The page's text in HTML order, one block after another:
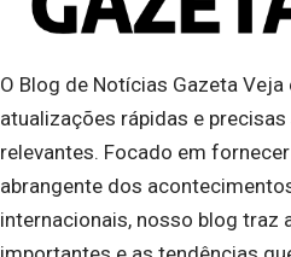
O Blog de Notícias Gazeta
atualizações rápidas e
relevantes. Focado em
abrangente dos
internacionais, nosso blog traz